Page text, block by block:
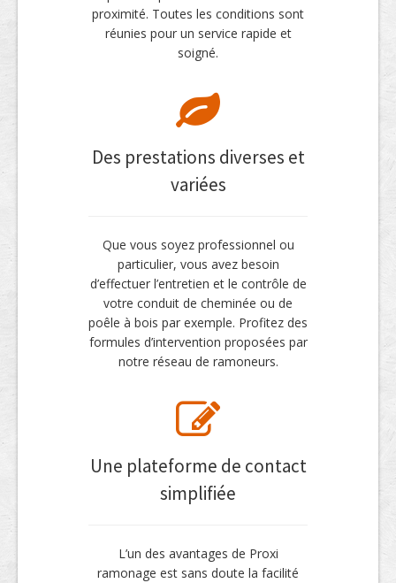
proximité. Toutes les conditions sont
réunies pour un service rapide et
soigné.
Des prestations diverses et
variées
Que vous soyez professionnel ou
particulier, vous avez besoin
d’effectuer l’entretien et le contrôle de
votre conduit de cheminée ou de
poêle à bois par exemple. Profitez des
formules d’intervention proposées par
notre réseau de ramoneurs.
Une plateforme de contact
simplifiée
L’un des avantages de Proxi
ramonage est sans doute la facilité